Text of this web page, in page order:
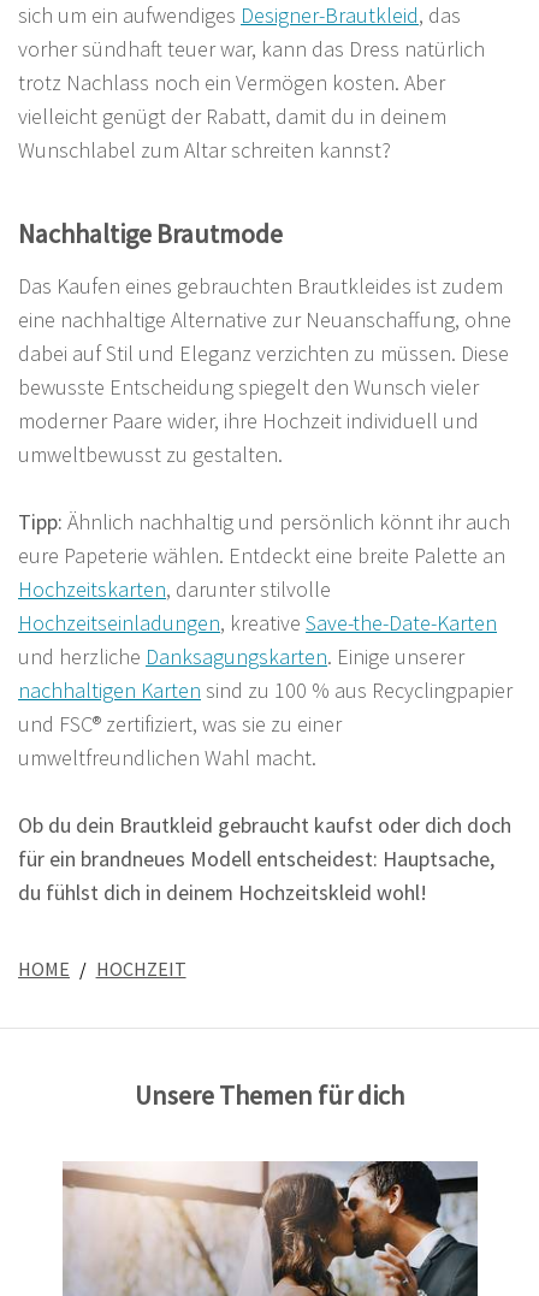
sich um ein aufwendiges Designer-Brautkleid, das
vorher sündhaft teuer war, kann das Dress natürlich
trotz Nachlass noch ein Vermögen kosten. Aber
vielleicht genügt der Rabatt, damit du in deinem
Wunschlabel zum Altar schreiten kannst?
Nachhaltige Brautmode
Das Kaufen eines gebrauchten Brautkleides ist zudem
eine nachhaltige Alternative zur Neuanschaffung, ohne
dabei auf Stil und Eleganz verzichten zu müssen. Diese
bewusste Entscheidung spiegelt den Wunsch vieler
moderner Paare wider, ihre Hochzeit individuell und
umweltbewusst zu gestalten.
Tipp: Ähnlich nachhaltig und persönlich könnt ihr auch
eure Papeterie wählen. Entdeckt eine breite Palette an
Hochzeitskarten, darunter stilvolle
Hochzeitseinladungen, kreative Save-the-Date-Karten
und herzliche Danksagungskarten. Einige unserer
nachhaltigen Karten sind zu 100 % aus Recyclingpapier
und FSC® zertifiziert, was sie zu einer
umweltfreundlichen Wahl macht.
Ob du dein Brautkleid gebraucht kaufst oder dich doch
für ein brandneues Modell entscheidest: Hauptsache,
du fühlst dich in deinem Hochzeitskleid wohl!
HOME HOCHZEIT
Unsere Themen für dich